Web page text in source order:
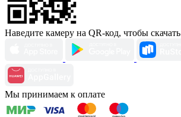
Наведите камеру на QR-код, чтобы скачать
Мы принимаем к оплате